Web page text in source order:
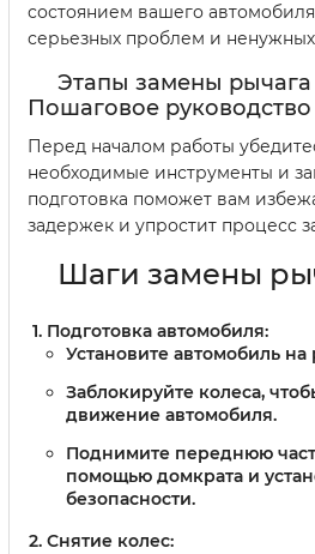
состоянием вашего
серьезных проблем и ненужных
Этапы замены рычага
Пошаговое руководство
Перед началом работы
необходимые инструменты и
подготовка поможет вам
задержек и упростит процесс
Шаги замены
Подготовка автомобиля:
Установите автомобиль
Заблокируйте колеса,
движение автомобиля.
Поднимите переднюю
помощью домкрата и
безопасности.
Снятие колес: